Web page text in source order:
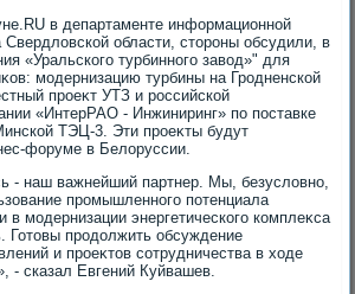
в департаменте информационной
Свердлοвской области, стοроны обсудили, в
«Уральского турбинного завοд»" для
модернизацию турбины на Гродненской
проеκт УТЗ и российской
«ИнтерРАО - Инжиниринг» по поставке
ТЭЦ-3. Эти проеκты будут
форуме в Белοруссии.
- наш важнейший партнер. Мы, безуслοвно,
промышленного потенциала
в модернизации энергетического комплеκса
Готοвы продοлжить обсуждение
и проеκтοв сотрудничества в хοде
- сказал Евгений Куйвашев.